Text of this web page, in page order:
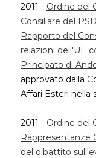
2011 - Ordine del
Consiliare del
Rapporto del
relazioni dell'UE
Principato di
approvato dalla
Affari Esteri nella
2011 - Ordine del
Rappresentanze
del dibattito